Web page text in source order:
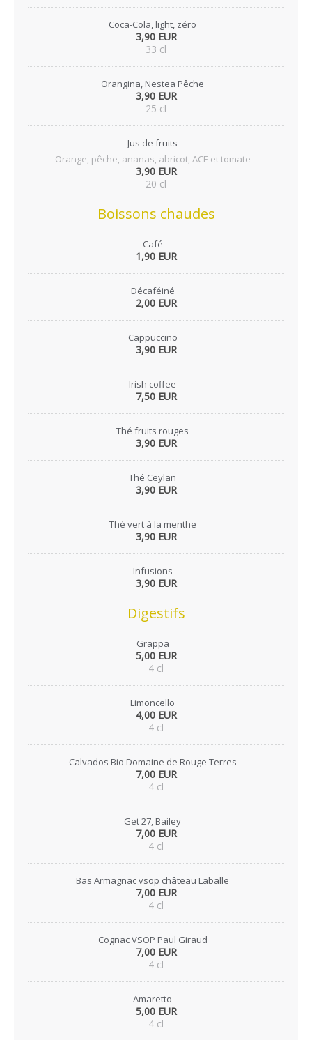
Coca-Cola, light, zéro
3,90 EUR
33 cl
Orangina, Nestea Pêche
3,90 EUR
25 cl
Jus de fruits
Orange, pêche, ananas, abricot, ACE et tomate
3,90 EUR
20 cl
Boissons chaudes
Café
1,90 EUR
Décaféiné
2,00 EUR
Cappuccino
3,90 EUR
Irish coffee
7,50 EUR
Thé fruits rouges
3,90 EUR
Thé Ceylan
3,90 EUR
Thé vert à la menthe
3,90 EUR
Infusions
3,90 EUR
Digestifs
Grappa
5,00 EUR
4 cl
Limoncello
4,00 EUR
4 cl
Calvados Bio Domaine de Rouge Terres
7,00 EUR
4 cl
Get 27, Bailey
7,00 EUR
4 cl
Bas Armagnac vsop château Laballe
7,00 EUR
4 cl
Cognac VSOP Paul Giraud
7,00 EUR
4 cl
Amaretto
5,00 EUR
4 cl